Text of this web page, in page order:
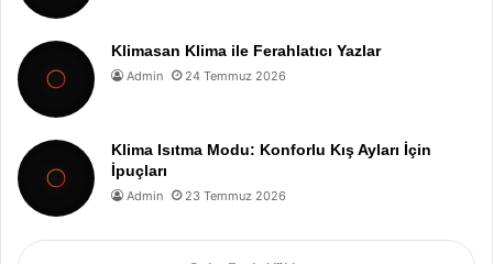
Klimasan Klima ile Ferahlatıcı Yazlar
Admin 24 Temmuz 2026
Klima Isıtma Modu: Konforlu Kış Ayları İçin
İpuçları
Admin 23 Temmuz 2026